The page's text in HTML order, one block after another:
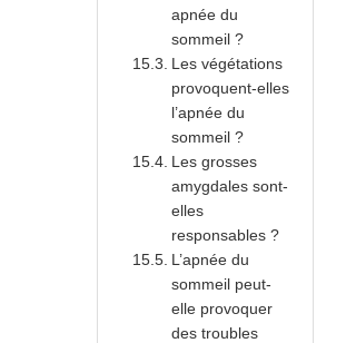
apnée du
sommeil ?
Les végétations
provoquent-elles
l’apnée du
sommeil ?
Les grosses
amygdales sont-
elles
responsables ?
L’apnée du
sommeil peut-
elle provoquer
des troubles